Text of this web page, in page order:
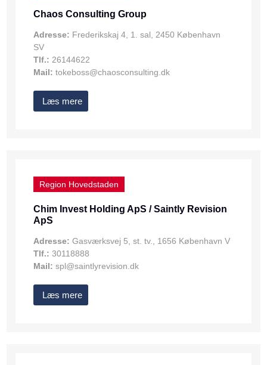
Chaos Consulting Group
Adresse: Frederikskaj 4, 1. sal, 2450 København
SV
Tlf.: 26144622
Mail: tokeboss@chaosconsulting.dk
Læs mere
Region Hovedstaden
Chim Invest Holding ApS / Saintly Revision
ApS
Adresse: Gasværksvej 5, st. tv., 1656 København V
Tlf.: 30118888
Mail: spl@saintlyrevision.dk
Læs mere